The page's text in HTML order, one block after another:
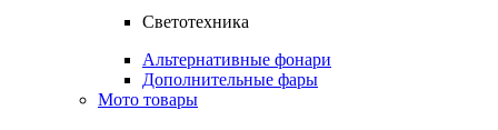
Светотехника
Альтернативные фонари
Дополнительные фары
Мото товары